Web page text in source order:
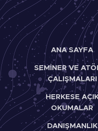
ANA SAYFA
SEMİNER VE
ÇALIŞMALARI
HERKESE
OKUMALAR
DANIŞMANLIK